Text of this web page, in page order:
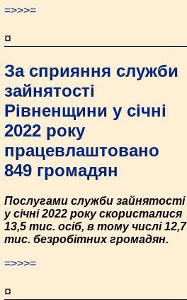
=>>>=
¤
За сприяння служби
зайнятості
Рівненщини у січні
2022 року
працевлаштовано
849 громадян
Послугами служби зайнятості
у січні 2022 року скористалися
13,5 тис. осіб, в тому числі 12,7
тис. безробітних громадян.
=>>>=
¤